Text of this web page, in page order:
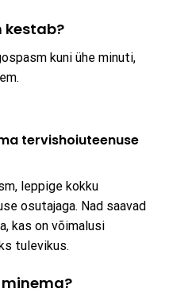
kestab?
kuni ühe minuti,
tervishoiuteenuse
leppige kokku
osutajaga. Nad saavad
kas on võimalusi
tulevikus.